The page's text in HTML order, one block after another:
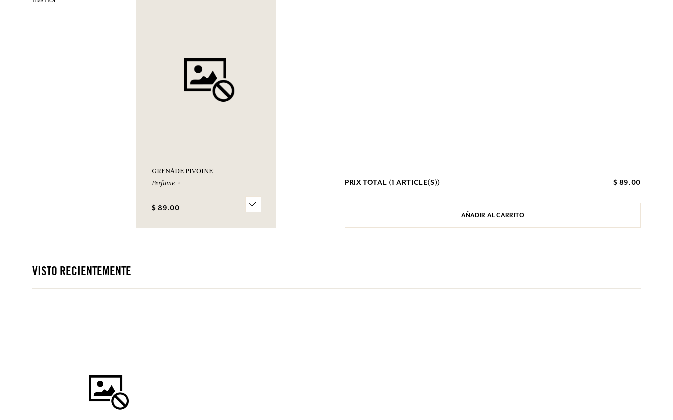
GRENADE PIVOINE
Perfume
$ 89.00
PRIX TOTAL (1 ARTICLE(S)) $ 89.00
AÑADIR AL CARRITO
VISTO RECIENTEMENTE